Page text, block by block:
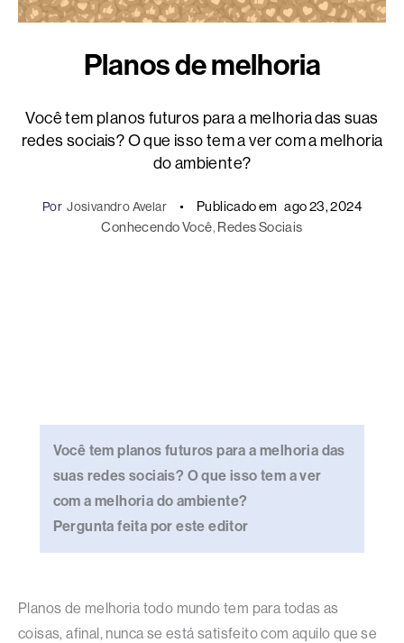
Planos de melhoria
Você tem planos futuros para a melhoria das suas
redes sociais? O que isso tem a ver com a melhoria
do ambiente?
Por Josivandro Avelar Publicado em ago 23, 2024
Conhecendo Você, Redes Sociais
Você tem planos futuros para a melhoria das
suas redes sociais? O que isso tem a ver
com a melhoria do ambiente?
Pergunta feita por este editor
Planos de melhoria todo mundo tem para todas as
coisas, afinal, nunca se está satisfeito com aquilo que se